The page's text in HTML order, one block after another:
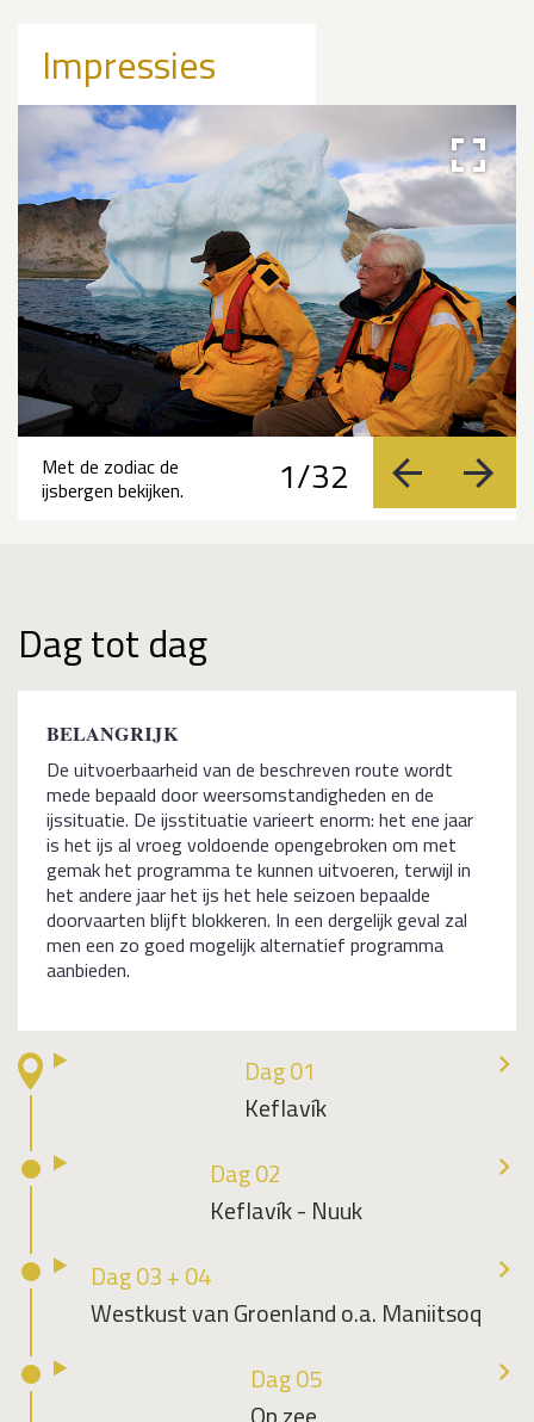
Impressies
1/32 vorige
Met de zodiac de
ijsbergen bekijken.
Dag tot dag
BELANGRIJK
De uitvoerbaarheid van de beschreven route wordt
mede bepaald door weersomstandigheden en de
ijssituatie. De ijsstituatie varieert enorm: het ene jaar
is het ijs al vroeg voldoende opengebroken om met
gemak het programma te kunnen uitvoeren, terwijl in
het andere jaar het ijs het hele seizoen bepaalde
doorvaarten blijft blokkeren. In een dergelijk geval zal
men een zo goed mogelijk alternatief programma
aanbieden.
Dag 01
Keflavík
Dag 02
Keflavík - Nuuk
Dag 03 + 04
Westkust van Groenland o.a. Maniitsoq
Dag 05